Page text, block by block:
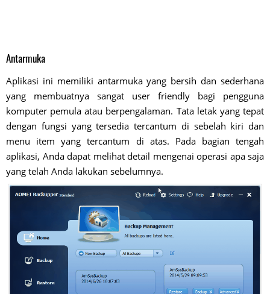
Antarmuka
Aplikasi ini memiliki antarmuka yang bersih dan sederhana
yang membuatnya sangat user friendly bagi pengguna
komputer pemula atau berpengalaman. Tata letak yang tepat
dengan fungsi yang tersedia tercantum di sebelah kiri dan
menu item yang tercantum di atas. Pada bagian tengah
aplikasi, Anda dapat melihat detail mengenai operasi apa saja
yang telah Anda lakukan sebelumnya.